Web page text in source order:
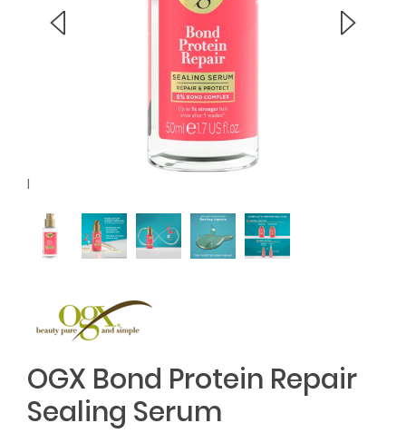
l
OGX Bond Protein Repair
Sealing Serum